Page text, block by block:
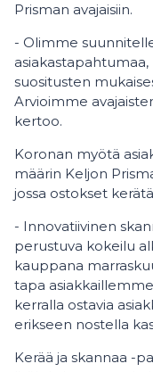
Prisman avajaisiin.
- Olimme
suositusten
Arvioimme
kertoo.
Koronan myötä
määrin Keljon
jossa ostokset
- Innovatiivinen
perustuva kokeilu
kauppana
tapa
kerralla ostavia
erikseen nostella
Kerää ja skannaa -